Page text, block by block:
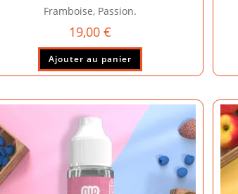
Framboise, Passion.
19,00€
Ajouter au panier